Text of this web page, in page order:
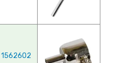
1562602